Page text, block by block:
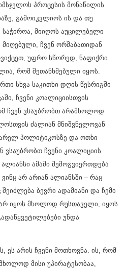
პროცესის მონაწილის
გამოიკვლიოს ის და თუ
საჭიროა, მიიღოს აუცილებელი
მიღებული, ჩვენ ორშაბათიდან
უფრო სწორედ, ნაფიქრი
რომ შეთანხმებული იყოს.
სხვა საკითხი დღის წესრიგში
ჩვენი კოალიციისთვის
ჩვენ ვსაუბრობთ არამხოლოდ
ძალიან მნიშვნელოვან
პოლიტიკოსზე და ოთხი
ვსაუბრობთ ჩვენი კოალიციის
ამაში შემოგვიერთდება
არ არიან ალიანსში – რაც
ბევრი ადამიანი და ჩემი
იყოს მხოლოდ რუსთაველი, იყოს
უნდა
ეს არის ჩვენი მოთხოვნა. ის, რომ
მისი უპირატესობაა,